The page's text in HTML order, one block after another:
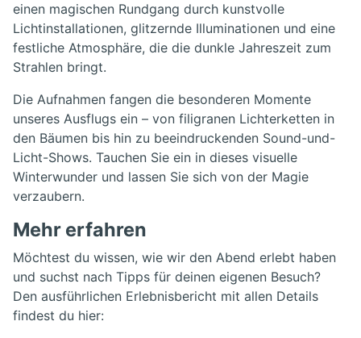
einen magischen Rundgang durch kunstvolle
Lichtinstallationen, glitzernde Illuminationen und eine
festliche Atmosphäre, die die dunkle Jahreszeit zum
Strahlen bringt.
Die Aufnahmen fangen die besonderen Momente
unseres Ausflugs ein – von filigranen Lichterketten in
den Bäumen bis hin zu beeindruckenden Sound-und-
Licht-Shows. Tauchen Sie ein in dieses visuelle
Winterwunder und lassen Sie sich von der Magie
verzaubern.
Mehr erfahren
Möchtest du wissen, wie wir den Abend erlebt haben
und suchst nach Tipps für deinen eigenen Besuch?
Den ausführlichen Erlebnisbericht mit allen Details
findest du hier: